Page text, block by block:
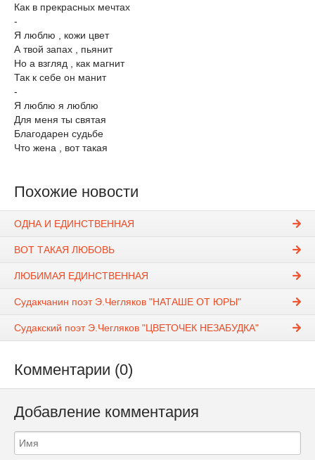
Как в прекрасных мечтах
-
Я люблю , кожи цвет
А твой запах , пьянит
Но а взгляд , как магнит
Так к себе он манит
-
Я люблю я люблю
Для меня ты святая
Благодарен судьбе
Что жена , вот такая
Похожие новости
ОДНА И ЕДИНСТВЕННАЯ
ВОТ ТАКАЯ ЛЮБОВЬ
ЛЮБИМАЯ ЕДИНСТВЕННАЯ
Судакчанин поэт Э.Чегляков "НАТАШЕ ОТ ЮРЫ"
Судакский поэт Э.Чегляков "ЦВЕТОЧЕК НЕЗАБУДКА"
Комментарии (0)
Добавление комментария